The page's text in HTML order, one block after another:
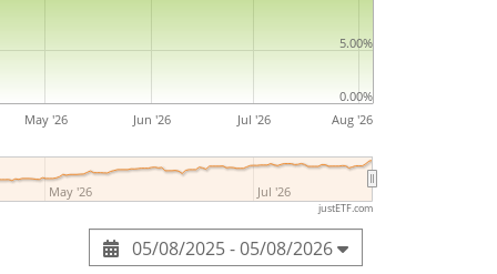
May '26 Jun '26 Jul '26 Aug '26
May '26 Jul '26
0.00%
5.00%
justETF.com
05/08/2025 - 05/08/2026